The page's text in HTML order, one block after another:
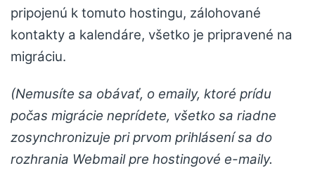
pripojenú k tomuto hostingu, zálohované
kontakty a kalendáre, všetko je pripravené na
migráciu.
(Nemusíte sa obávať, o emaily, ktoré prídu
počas migrácie neprídete, všetko sa riadne
zosynchronizuje pri prvom prihlásení sa do
rozhrania Webmail pre hostingové e-maily.